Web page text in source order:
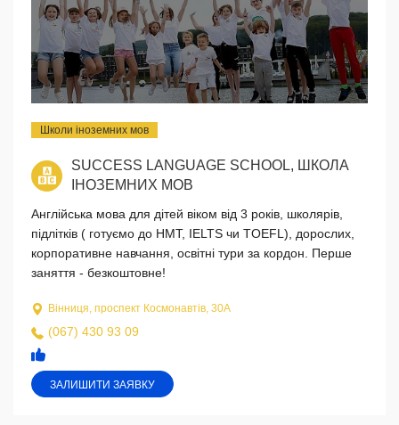
Школи іноземних мов
SUCCESS LANGUAGE SCHOOL, ШКОЛА
ІНОЗЕМНИХ МОВ
Англійська мова для дітей віком від 3 років, школярів,
підлітків ( готуємо до НМТ, IELTS чи TOEFL), дорослих,
корпоративне навчання, освітні тури за кордон. Перше
заняття - безкоштовне!
Вінниця, проспект Космонавтів, 30А
(067) 430 93 09
ЗАЛИШИТИ ЗАЯВКУ